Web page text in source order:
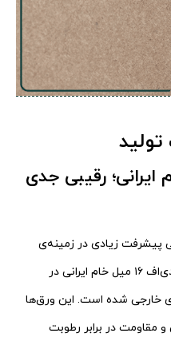
میل خام ایرانی؛ رقیبی جدی
پیشرفت زیادی در زمینه‌ی
کیفیت ام‌دی‌اف داشته‌اند. امروزه ام‌دی‌اف ۱۶ میل خام ایرانی در
خارجی شده است. این ورق‌ها
در برابر رطوبت